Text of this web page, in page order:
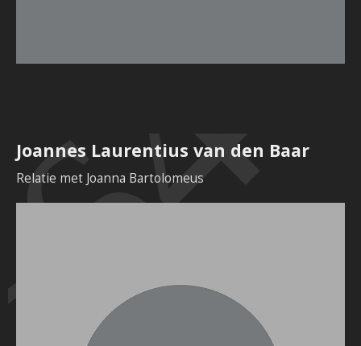
Joannes Laurentius van den Baar
Relatie met Joanna Bartolomeus